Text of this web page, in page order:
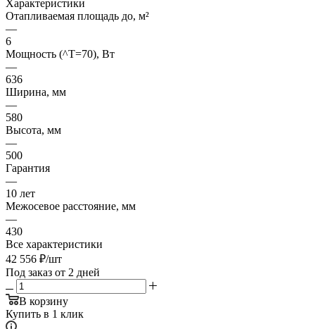
Характеристики
Отапливаемая площадь до, м²
—
6
Мощность (^T=70), Вт
—
636
Ширина, мм
—
580
Высота, мм
—
500
Гарантия
—
10 лет
Межосевое расстояние, мм
—
430
Все характеристики
42 556 ₽/шт
Под заказ от 2 дней
В корзину
Купить в 1 клик